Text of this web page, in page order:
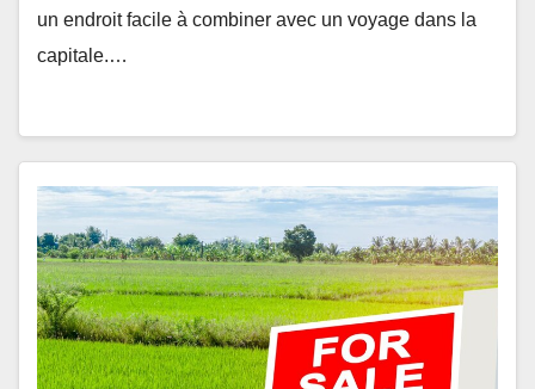
un endroit facile à combiner avec un voyage dans la
capitale.…